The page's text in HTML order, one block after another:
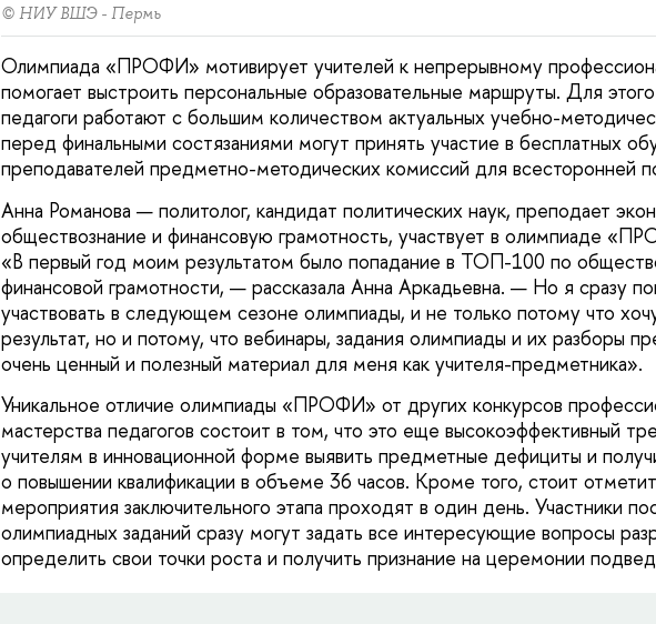
© НИУ ВШЭ - Пермь
Олимпиада «ПРОФИ» мотивирует учителей к непрерывному
помогает выстроить персональные образовательные маршруты. Для
педагоги работают с большим количеством актуальных учебно-
перед финальными состязаниями могут принять участие в бесплатных
преподавателей предметно-методических комиссий для всесторонней
Анна Романова — политолог, кандидат политических наук, преподает
обществознание и финансовую грамотность, участвует в олимпиаде
«В первый год моим результатом было попадание в ТОП-100 по
финансовой грамотности, — рассказала Анна Аркадьевна. — Но я сразу
участвовать в следующем сезоне олимпиады, и не только потому что
результат, но и потому, что вебинары, задания олимпиады и их разборы
очень ценный и полезный материал для меня как учителя-предметника».
Уникальное отличие олимпиады «ПРОФИ» от других конкурсов
мастерства педагогов состоит в том, что это еще высокоэффективный
учителям в инновационной форме выявить предметные дефициты и
о повышении квалификации в объеме 36 часов. Кроме того, стоит
мероприятия заключительного этапа проходят в один день. Участники
олимпиадных заданий сразу могут задать все интересующие вопросы
определить свои точки роста и получить признание на церемонии